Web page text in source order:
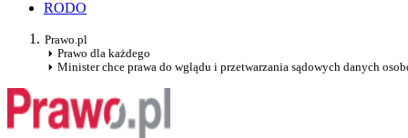
RODO
Prawo.pl
Prawo dla każdego
Minister chce prawa do wglądu i przetwarzania sądowych danych